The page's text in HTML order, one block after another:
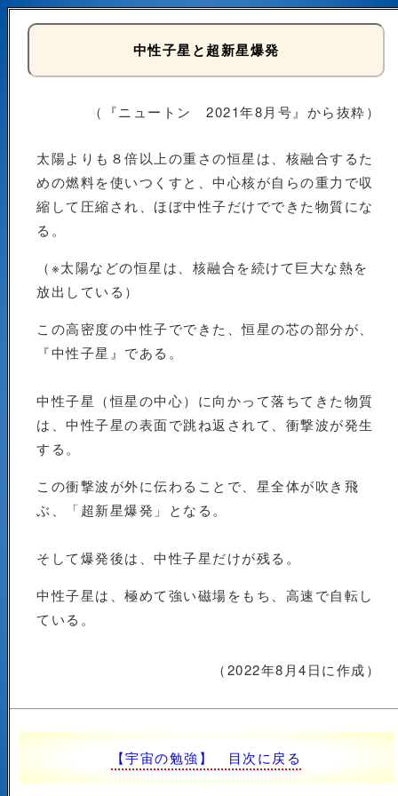
中性子星と超新星爆発
（『ニュートン 2021年8月号』から抜粋）
太陽よりも８倍以上の重さの恒星は、核融合するた
めの燃料を使いつくすと、中心核が自らの重力で収
縮して圧縮され、ほぼ中性子だけでできた物質にな
る。
（※太陽などの恒星は、核融合を続けて巨大な熱を
放出している）
この高密度の中性子でできた、恒星の芯の部分が、
『中性子星』である。
中性子星（恒星の中心）に向かって落ちてきた物質
は、中性子星の表面で跳ね返されて、衝撃波が発生
する。
この衝撃波が外に伝わることで、星全体が吹き飛
ぶ、「超新星爆発」となる。
そして爆発後は、中性子星だけが残る。
中性子星は、極めて強い磁場をもち、高速で自転し
ている。
（2022年8月4日に作成）
【宇宙の勉強】 目次に戻る